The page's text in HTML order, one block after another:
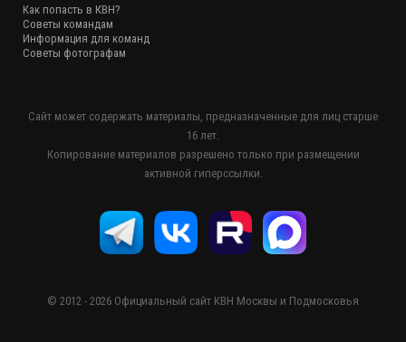
Как попасть в КВН?
Советы командам
Информация для команд
Советы фотографам
Сайт может содержать материалы, предназначенные для лиц старше
16 лет.
Копирование материалов разрешено только при размещении
активной гиперссылки.
© 2012 - 2026 Официальный сайт КВН Москвы и Подмосковья